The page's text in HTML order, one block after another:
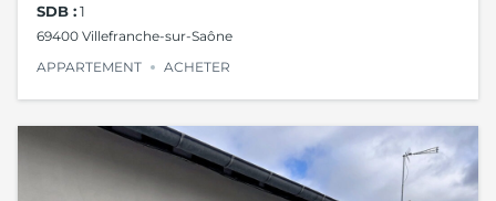
SDB :1
69400 Villefranche-sur-Saône
APPARTEMENT
ACHETER